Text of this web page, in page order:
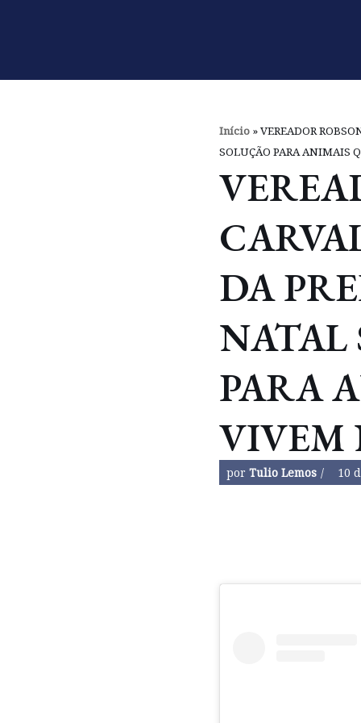
o
Início »VEREADOR
SOLUÇÃO PARA ANIMAIS
DA
NATAL
PARA
VIVEM
por Tulio Lemos 10